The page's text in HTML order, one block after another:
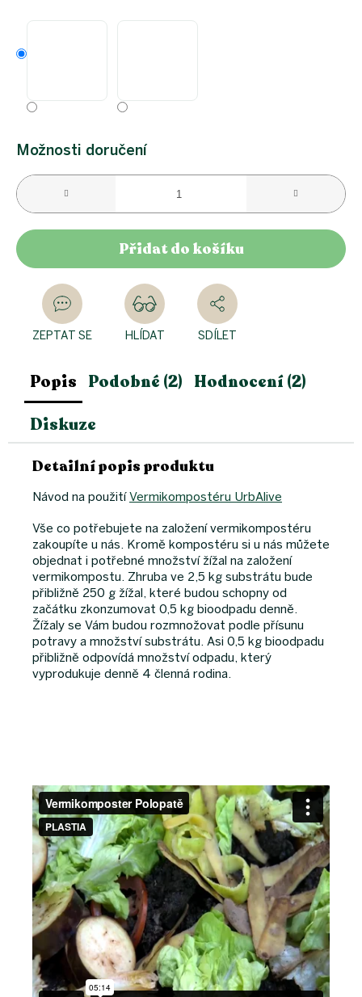
Možnosti doručení
Přidat do košíku
ZEPTAT SE HLÍDAT SDÍLET
Popis Podobné (2) Hodnocení (2)
Diskuze
Detailní popis produktu
Návod na použitíVermikompostéru UrbAlive
Vše co potřebujete na založení vermikompostéru
zakoupíte u nás. Kromě kompostéru si u nás můžete
objednat i potřebné množství žížal na založení
vermikompostu. Zhruba ve 2,5 kg substrátu bude
přibližně 250 g žížal, které budou schopny od
začátku zkonzumovat 0,5 kg bioodpadu denně.
Žížaly se Vám budou rozmnožovat podle přísunu
potravy a množství substrátu. Asi 0,5 kg bioodpadu
přibližně odpovídá množství odpadu, který
vyprodukuje denně 4 členná rodina.